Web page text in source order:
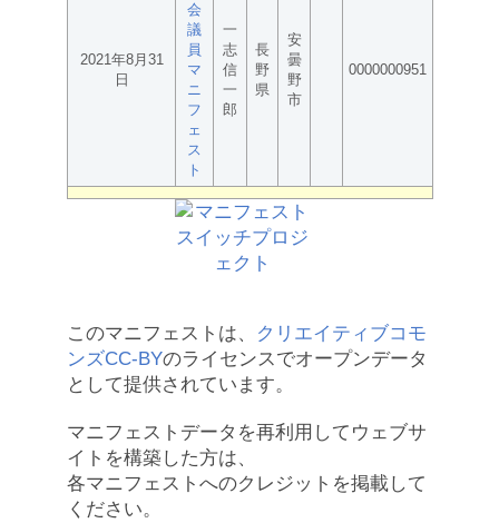
2021年8月31
日
会
議
員
マ
ニ
フ
ェ
ス
ト
一
志
信
一
郎
長
野
県
安
曇
野
市
0000000951
このマニフェストは、
クリエイティブコモ
ンズCC-BYのライセンスでオープンデータ
として提供されています。
マニフェストデータを再利用してウェブサ
イトを構築した方は、
各マニフェストへのクレジットを掲載して
ください。